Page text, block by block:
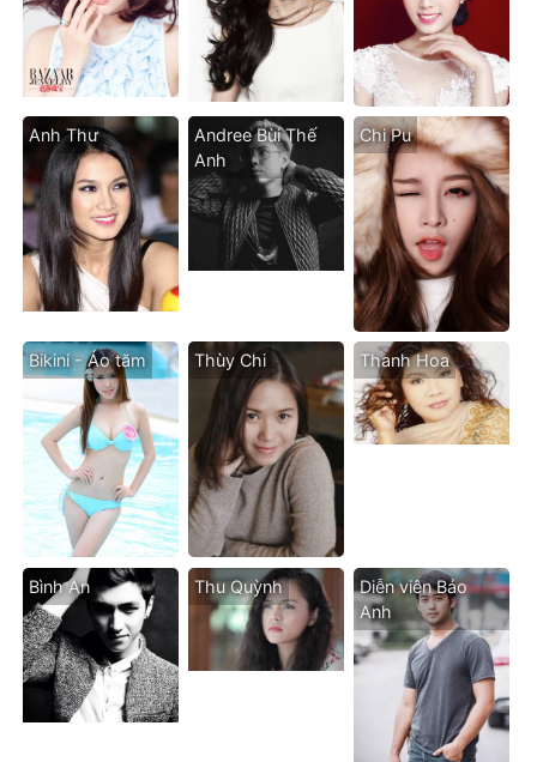
Anh Thư
Andree Bùi Thế
Anh
Chi Pu
Bikini - Áo tăm Thùy Chi Thanh Hoa
Bình An Thu Quỳnh
Diễn viên Bảo
Anh